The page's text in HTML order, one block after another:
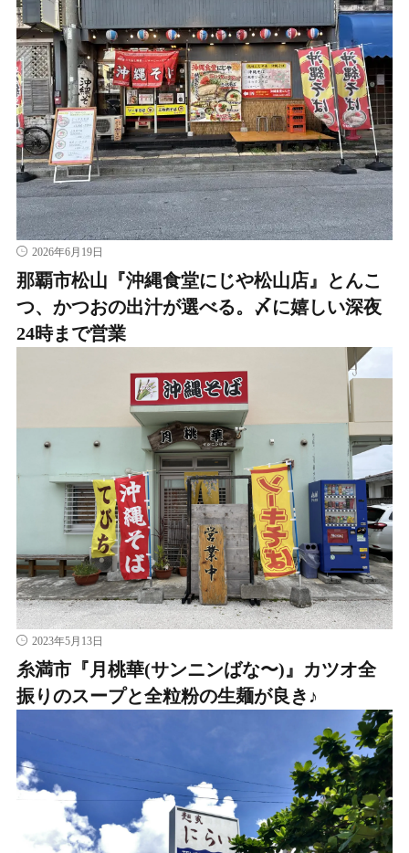
2026年6月19日
那覇市松山『沖縄食堂にじや松山店』とんこ
つ、かつおの出汁が選べる。〆に嬉しい深夜
24時まで営業
2023年5月13日
糸満市『月桃華(サンニンばな〜)』カツオ全
振りのスープと全粒粉の生麺が良き♪